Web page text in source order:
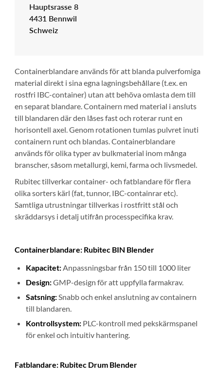
Hauptsrasse 8
4431 Bennwil
Schweiz
Containerblandare används för att blanda pulverfomiga
material direkt i sina egna lagningsbehållare (t.ex. en
rostfri IBC-container) utan att behöva omlasta dem till
en separat blandare. Containern med material i ansluts
till blandaren där den låses fast och roterar runt en
horisontell axel. Genom rotationen tumlas pulvret inuti
containern runt och blandas. Containerblandare
används för olika typer av bulkmaterial inom många
branscher, såsom metallurgi, kemi, farma och livsmedel.
Rubitec tillverkar container- och fatblandare för flera
olika sorters kärl (fat, tunnor, IBC-containrar etc).
Samtliga utrustningar tillverkas i rostfritt stål och
skräddarsys i detalj utifrån processpecifika krav.
Containerblandare: Rubitec BIN Blender
Kapacitet: Anpassningsbar från 150 till 1000 liter
Design:GMP-design för att uppfylla farmakrav.
Satsning: Snabb och enkel anslutning av containern
till blandaren.
Kontrollsystem: PLC-kontroll med pekskärmspanel
för enkel och intuitiv hantering.
Fatblandare: Rubitec Drum Blender